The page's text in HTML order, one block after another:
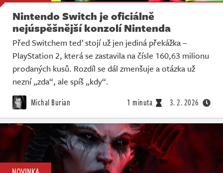
Nintendo Switch je oficiálně
nejúspěšnější konzolí Nintenda
Před Switchem teď stojí už jen jediná překážka –
PlayStation 2, která se zastavila na čísle 160,63 milionu
prodaných kusů. Rozdíl se dál zmenšuje a otázka už
nezní „zda“, ale spíš „kdy“.
Michal Burian 1 minuta 3. 2. 2026